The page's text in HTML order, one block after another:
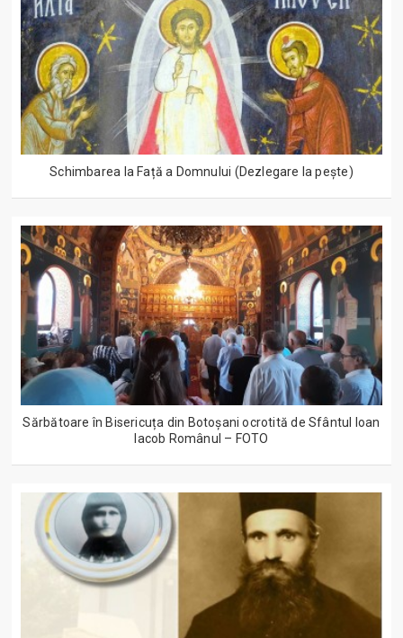
Schimbarea la Față a Domnului (Dezlegare la peşte)
Sărbătoare în Bisericuța din Botoșani ocrotită de Sfântul Ioan
Iacob Românul – FOTO